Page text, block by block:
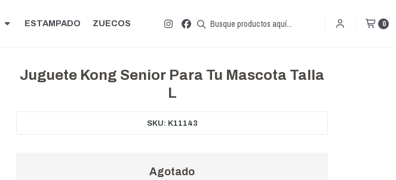
ESTAMPADO ZUECOS 0
Juguete Kong Senior Para Tu Mascota Talla
L
SKU: K11143
Agotado